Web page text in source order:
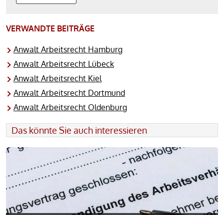
l
e
i
v
:
VERWANDTE BEITRÄGE
Anwalt Arbeitsrecht Hamburg
Anwalt Arbeitsrecht Lübeck
Anwalt Arbeitsrecht Kiel
Anwalt Arbeitsrecht Dortmund
Anwalt Arbeitsrecht Oldenburg
Das könnte Sie auch interessieren